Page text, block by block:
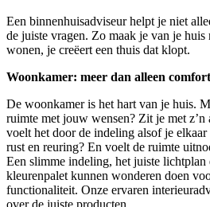
Een binnenhuisadviseur helpt je niet
de juiste vragen. Zo maak je van je huis
wonen, je creëert een thuis dat klopt.
Woonkamer: meer dan alleen
De woonkamer is het hart van je huis.
ruimte met jouw wensen? Zit je met
voelt het door de indeling alsof je
rust en reuring? En voelt de ruimte
Een slimme indeling, het juiste lichtplan
kleurenpalet kunnen wonderen doen
functionaliteit. Onze ervaren
over de juiste producten.